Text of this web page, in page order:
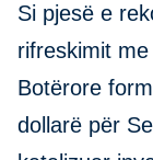
Si pjesë e
rifreskimit
Botërore
dollarë për